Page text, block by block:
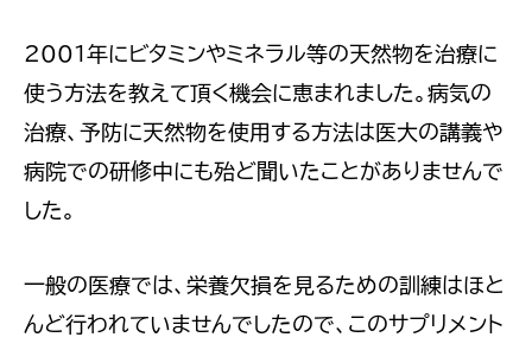
2001年にビタミンやミネラル等の天然物を治療に
使う方法を教えて頂く機会に恵まれました。病気の
治療、予防に天然物を使用する方法は医大の講義や
病院での研修中にも殆ど聞いたことがありませんで
した。
一般の医療では、栄養欠損を見るための訓練はほと
んど行われていませんでしたので、このサプリメント